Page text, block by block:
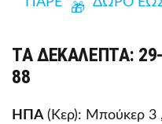
ΤΑ ΔΕΚΑΛΕΠΤΑ:
88
ΗΠΑ (Κερ): Μπούκερ 3